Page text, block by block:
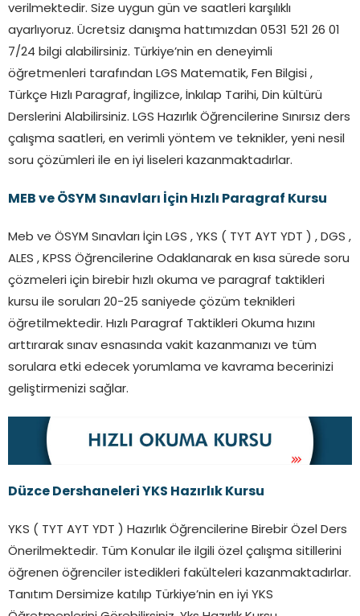
verilmektedir. Size uygun gün ve saatleri karşılıklı
ayarlıyoruz. Ücretsiz danışma hattımızdan 0531 521 26 01
7/24 bilgi alabilirsiniz. Türkiye’nin en deneyimli
öğretmenleri tarafından LGS Matematik, Fen Bilgisi ,
Türkçe Hızlı Paragraf, İngilizce, İnkılap Tarihi, Din kültürü
Derslerini Alabilirsiniz. LGS Hazırlık Öğrencilerine Sınırsız ders
çalışma saatleri, en verimli yöntem ve teknikler, yeni nesil
soru çözümleri ile en iyi liseleri kazanmaktadırlar.
MEB ve ÖSYM Sınavları İçin Hızlı Paragraf Kursu
Meb ve ÖSYM Sınavları İçin LGS , YKS ( TYT AYT YDT ) , DGS ,
ALES , KPSS Öğrencilerine Odaklanarak en kısa sürede soru
çözmeleri için birebir hızlı okuma ve paragraf taktikleri
kursu ile soruları 20-25 saniyede çözüm teknikleri
öğretilmektedir. Hızlı Paragraf Taktikleri Okuma hızını
arttırarak sınav esnasında vakit kazanmanızı ve tüm
sorulara etki edecek yorumlama ve kavrama becerinizi
geliştirmenizi sağlar.
Düzce Dershaneleri YKS Hazırlık Kursu
YKS ( TYT AYT YDT ) Hazırlık Öğrencilerine Birebir Özel Ders
Önerilmektedir. Tüm Konular ile ilgili özel çalışma sitillerini
öğrenen öğrenciler istedikleri fakülteleri kazanmaktadırlar.
Tanıtım Dersimize katılıp Türkiye’nin en iyi YKS